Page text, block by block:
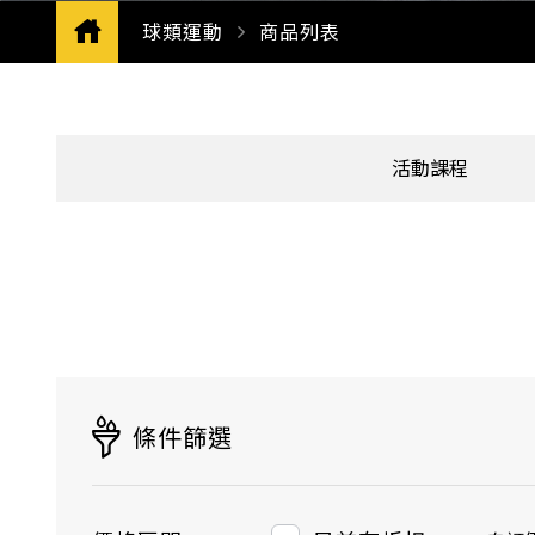
球類運動 CURRENT:
商品列表
活動課程
條件篩選